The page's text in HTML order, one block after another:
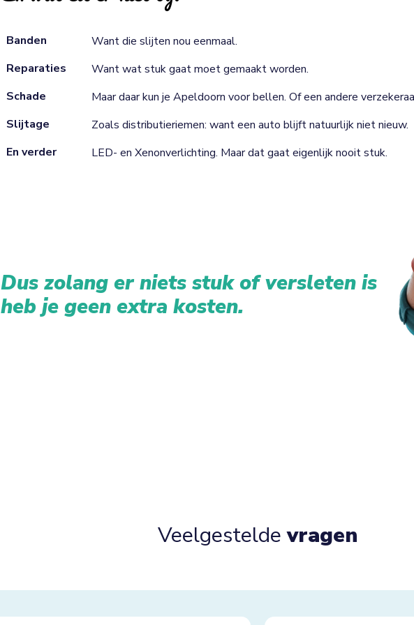
Banden
Want die slijten nou eenmaal.
Reparaties
Want wat stuk gaat moet gemaakt worden.
Schade
Maar daar kun je Apeldoorn voor bellen. Of een andere
Slijtage
Zoals distributieriemen: want een auto blijft natuurlijk niet nieuw.
En verder
LED- en Xenonverlichting. Maar dat gaat eigenlijk nooit stuk.
Dus zolang er niets stuk of versleten is
heb je geen extra kosten.
Veelgesteldevragen